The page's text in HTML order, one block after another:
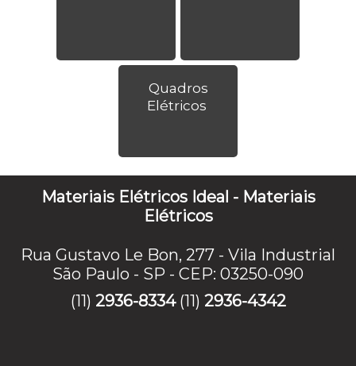
Quadros
Elétricos
Materiais Elétricos Ideal - Materiais
Elétricos
Rua Gustavo Le Bon, 277 - Vila Industrial
São Paulo - SP - CEP: 03250-090
(11) 2936-8334 (11) 2936-4342